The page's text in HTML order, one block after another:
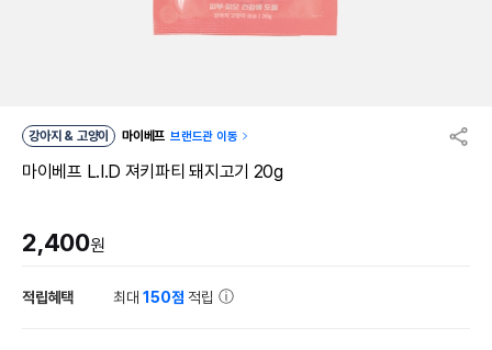
강아지 & 고양이 마이베프 브랜드관 이동
마이베프 L.I.D 져키파티 돼지고기 20g
2,400원
적립혜택 최대150점 적립